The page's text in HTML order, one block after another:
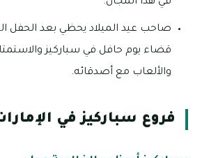
صاحب عيد الميلاد يحظي بعد الحفل
قضاء يوم حافل في سباركيز
والألعاب مع أصدقائه.
فروع سباركيز في